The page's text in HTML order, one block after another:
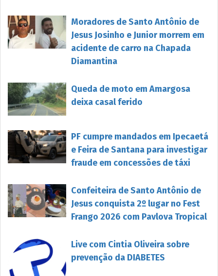
Moradores de Santo Antônio de
Jesus Josinho e Junior morrem em
acidente de carro na Chapada
Diamantina
Queda de moto em Amargosa
deixa casal ferido
PF cumpre mandados em Ipecaetá
e Feira de Santana para investigar
fraude em concessões de táxi
Confeiteira de Santo Antônio de
Jesus conquista 2º lugar no Fest
Frango 2026 com Pavlova Tropical
Live com Cintia Oliveira sobre
prevenção da DIABETES